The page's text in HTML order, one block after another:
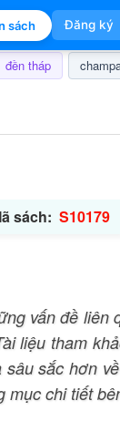
sách Đăng ký
đền tháp
sách: S10179
vấn đề liên
liệu tham
sắc hơn
mục chi tiết